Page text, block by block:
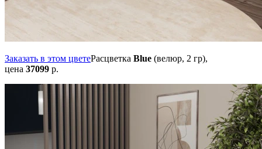
Заказать в этом цветеРасцветка Blue (велюр, 2 гр),
цена 37099 р.